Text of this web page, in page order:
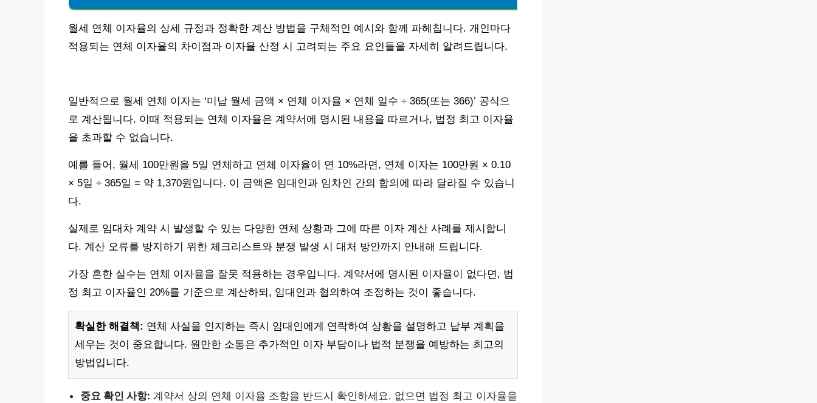
월세 연체 이자율의 상세 규정과 정확한 계산 방법을 구체적인 예시와 함께 파헤칩니다. 개인마다
적용되는 연체 이자율의 차이점과 이자율 산정 시 고려되는 주요 요인들을 자세히 알려드립니다.
일반적으로 월세 연체 이자는 ‘미납 월세 금액 × 연체 이자율 × 연체 일수 ÷ 365(또는 366)’ 공식으
로 계산됩니다. 이때 적용되는 연체 이자율은 계약서에 명시된 내용을 따르거나, 법정 최고 이자율
을 초과할 수 없습니다.
예를 들어, 월세 100만원을 5일 연체하고 연체 이자율이 연 10%라면, 연체 이자는 100만원 × 0.10
× 5일 ÷ 365일 = 약 1,370원입니다. 이 금액은 임대인과 임차인 간의 합의에 따라 달라질 수 있습니
다.
실제로 임대차 계약 시 발생할 수 있는 다양한 연체 상황과 그에 따른 이자 계산 사례를 제시합니
다. 계산 오류를 방지하기 위한 체크리스트와 분쟁 발생 시 대처 방안까지 안내해 드립니다.
가장 흔한 실수는 연체 이자율을 잘못 적용하는 경우입니다. 계약서에 명시된 이자율이 없다면, 법
정 최고 이자율인 20%를 기준으로 계산하되, 임대인과 협의하여 조정하는 것이 좋습니다.
확실한 해결책: 연체 사실을 인지하는 즉시 임대인에게 연락하여 상황을 설명하고 납부 계획을
세우는 것이 중요합니다. 원만한 소통은 추가적인 이자 부담이나 법적 분쟁을 예방하는 최고의
방법입니다.
중요 확인 사항: 계약서 상의 연체 이자율 조항을 반드시 확인하세요. 없으면 법정 최고 이자율을